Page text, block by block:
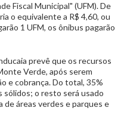
Fiscal Municipal" (UFM). De
o equivalente a R$ 4,60, ou
1 UFM, os ônibus pagarão
prevê que os recursos
Verde, após serem
e cobrança. Do total, 35%
sólidos; o resto será usado
de áreas verdes e parques e